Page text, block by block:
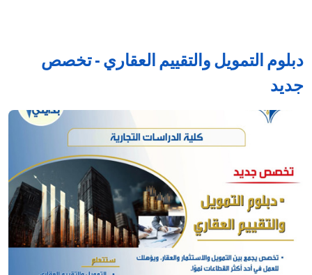
دبلوم التمويل والتقييم العقاري - تخصص
جديد